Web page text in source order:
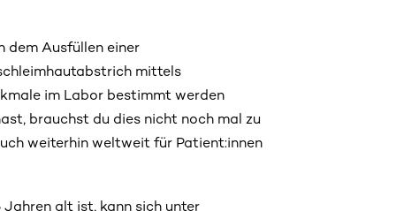
dem Ausfüllen einer
mittels
im Labor bestimmt werden
brauchst du dies nicht noch mal zu
weiterhin weltweit für Patient:innen
Jahren alt ist, kann sich unter